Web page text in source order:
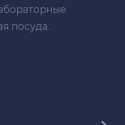
посуда.